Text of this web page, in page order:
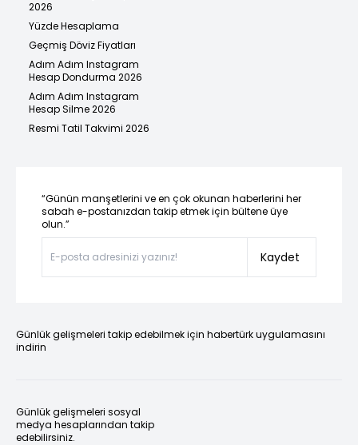
2026
Yüzde Hesaplama
Geçmiş Döviz Fiyatları
Adım Adım Instagram
Hesap Dondurma 2026
Adım Adım Instagram
Hesap Silme 2026
Resmi Tatil Takvimi 2026
“Günün manşetlerini ve en çok okunan haberlerini her
sabah e-postanızdan takip etmek için bültene üye
olun.”
Kaydet
Günlük gelişmeleri takip edebilmek için habertürk uygulamasını
indirin
Günlük gelişmeleri sosyal
medya hesaplarından takip
edebilirsiniz.